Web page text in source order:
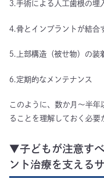
3.手術による人工歯根の埋
4.骨とインプラントが結合
5.上部構造（被せ物）の装
6.定期的なメンテナンス
このように、数か月〜半
ることを理解しておく必要
▼子どもが注意す
ント治療を支える